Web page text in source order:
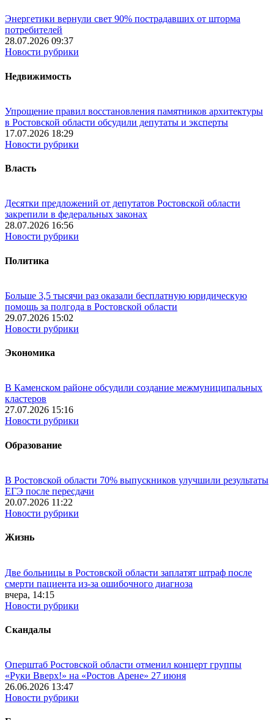
Энергетики вернули свет 90% пострадавших от шторма
потребителей
28.07.2026 09:37
Новости рубрики
Недвижимость
Упрощение правил восстановления памятников архитектуры
в Ростовской области обсудили депутаты и эксперты
17.07.2026 18:29
Новости рубрики
Власть
Десятки предложений от депутатов Ростовской области
закрепили в федеральных законах
28.07.2026 16:56
Новости рубрики
Политика
Больше 3,5 тысячи раз оказали бесплатную юридическую
помощь за полгода в Ростовской области
29.07.2026 15:02
Новости рубрики
Экономика
В Каменском районе обсудили создание межмуниципальных
кластеров
27.07.2026 15:16
Новости рубрики
Образование
В Ростовской области 70% выпускников улучшили результаты
ЕГЭ после пересдачи
20.07.2026 11:22
Новости рубрики
Жизнь
Две больницы в Ростовской области заплатят штраф после
смерти пациента из-за ошибочного диагноза
вчера, 14:15
Новости рубрики
Скандалы
Оперштаб Ростовской области отменил концерт группы
«Руки Вверх!» на «Ростов Арене» 27 июня
26.06.2026 13:47
Новости рубрики